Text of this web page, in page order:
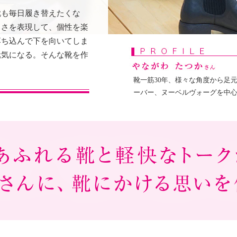
毎日履き替えたくな
を表現して、個性を楽
込んで下を向いてしま
になる。そんな靴を作
靴一筋30年、様々な角度から足
ーバー、ヌーベルヴォーグを中